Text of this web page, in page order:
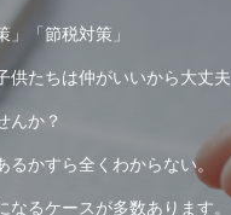
「節税対策」
供たちは仲がいいから大丈夫
んか？
かすら全くわからない。
るケースが多数あります。